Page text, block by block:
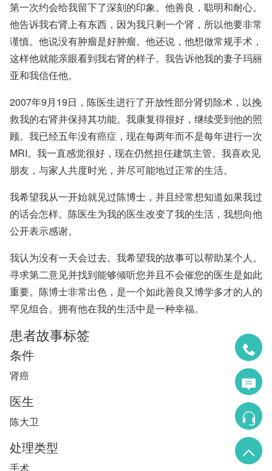
第一次约会给我留下了深刻的印象。他善良，聪明和耐心。
他告诉我右肾上有东西，因为我只剩一个肾，所以他要非常
谨慎。他说没有肿瘤是好肿瘤。他还说，他想做常规手术，
这样他就能亲眼看到我右肾的样子。我告诉他我的妻子玛丽
亚和我信任他。
2007年9月19日，陈医生进行了开放性部分肾切除术，以挽
救我的右肾并保持其功能。我康复得很好，继续受到他的照
顾。我已经五年没有癌症，现在每两年而不是每年进行一次
MRI。我一直感觉很好，现在仍然担任建筑主管。我喜欢见
朋友，与家人共度时光，并尽可能地过正常的生活。
我希望我从一开始就见过陈博士，并且经常想知道如果我过
的话会怎样。陈医生为我的医生改变了我的生活，我想向他
公开表示感谢。
我认为没有一天会过去。我希望我的故事可以帮助某个人。
寻求第二意见并找到能够倾听您并且不会催您的医生是如此
重要。陈博士非常出色，是一个如此善良又博学多才的人的
罕见组合。拥有他在我的生活中是一种幸福。
患者故事标签
条件
肾癌
医生
陈大卫
处理类型
手术